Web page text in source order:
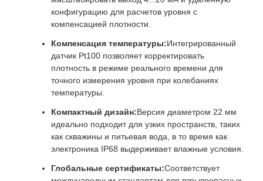
конфигурацию для расчетов уровня с
компенсацией плотности.
Компенсация температуры:Интегрированный
датчик Pt100 позволяет корректировать
плотность в режиме реального времени для
точного измерения уровня при колебаниях
температуры.
Компактный дизайн:Версия диаметром 22 мм
идеально подходит для узких пространств, таких
как скважины и питьевая вода, в то время как
электроника IP68 выдерживает влажные условия.
Глобальные сертификаты:Соответствует